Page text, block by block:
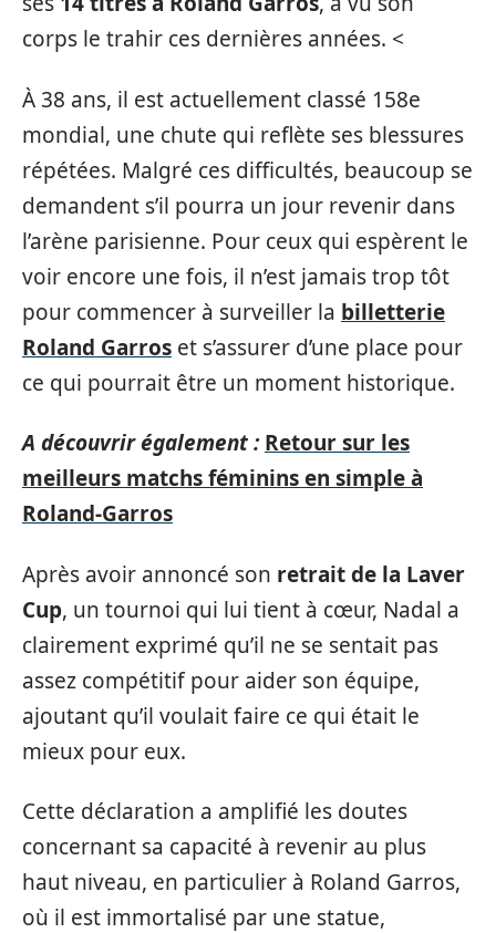
corps le trahir ces dernières années. <
À 38 ans, il est actuellement classé 158e
mondial, une chute qui reflète ses blessures
répétées. Malgré ces difficultés, beaucoup se
demandent s’il pourra un jour revenir dans
l’arène parisienne. Pour ceux qui espèrent le
voir encore une fois, il n’est jamais trop tôt
pour commencer à surveiller la billetterie
Roland Garros et s’assurer d’une place pour
ce qui pourrait être un moment historique.
A découvrir également : Retour sur les
meilleurs matchs féminins en simple à
Roland-Garros
Après avoir annoncé son retrait de la Laver
Cup, un tournoi qui lui tient à cœur, Nadal a
clairement exprimé qu’il ne se sentait pas
assez compétitif pour aider son équipe,
ajoutant qu’il voulait faire ce qui était le
mieux pour eux.
Cette déclaration a amplifié les doutes
concernant sa capacité à revenir au plus
haut niveau, en particulier à Roland Garros,
où il est immortalisé par une statue,